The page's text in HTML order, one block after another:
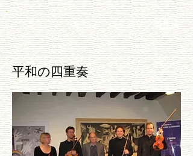
ブライアン・リサス - バイオリン製作者
平和の四重奏